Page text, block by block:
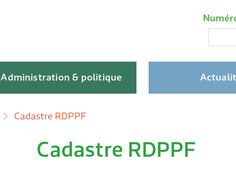
Liens
Administration & politique
Cadastre RDPPF
Skip
to
Cadastre RDPPF